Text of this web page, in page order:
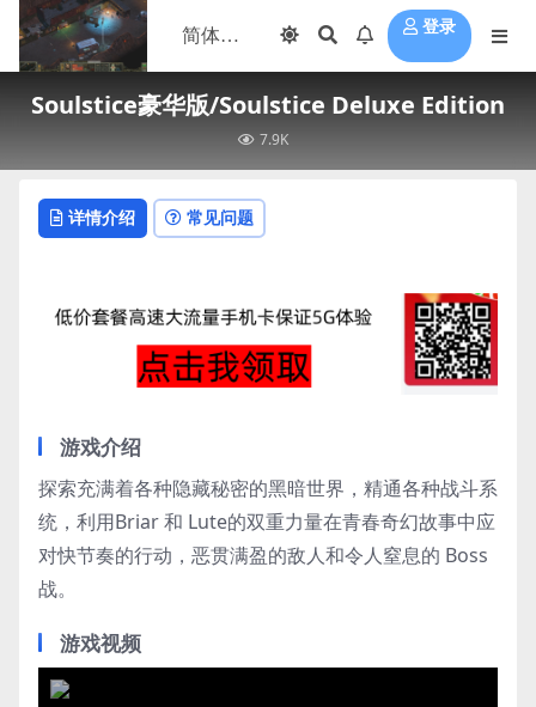
登录
Soulstice豪华版/Soulstice Deluxe Edition
7.9K
详情介绍 常见问题
游戏介绍
探索充满着各种隐藏秘密的黑暗世界，精通各种战斗系
统，利用Briar 和 Lute的双重力量在青春奇幻故事中应
对快节奏的行动，恶贯满盈的敌人和令人窒息的 Boss
战。
游戏视频